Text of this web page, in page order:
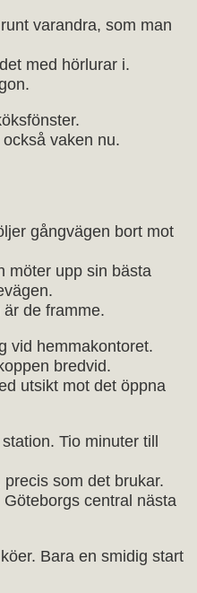
varandra, som man
med hörlurar i.
vaken nu.
gångvägen bort mot
möter upp sin bästa
de framme.
vid hemmakontoret.
bredvid.
utsikt mot det öppna
Tio minuter till
som det brukar.
central nästa
Bara en smidig start